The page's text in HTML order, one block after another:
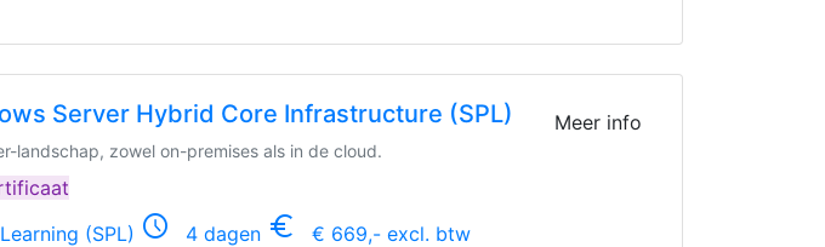
Server Hybrid Core Infrastructure (SPL)
landschap, zowel on-premises als in de cloud.
(SPL) schedule 4 dagen euro_symbol € 669,- excl. btw
Meer info